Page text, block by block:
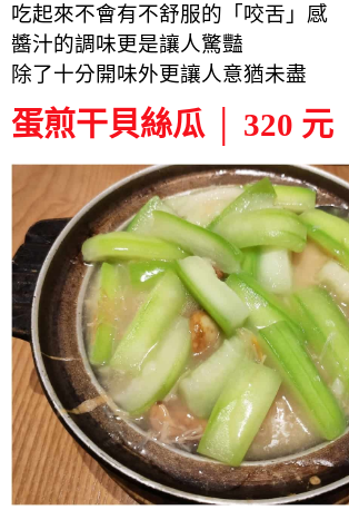
吃起來不會有不舒服的「咬舌」感
醬汁的調味更是讓人驚豔
除了十分開味外更讓人意猶未盡
蛋煎干貝絲瓜 │ 320 元